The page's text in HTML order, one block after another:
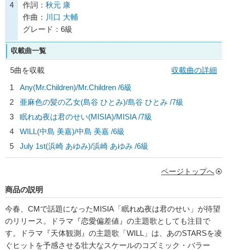
4
作詞： 秋元 康
作曲： 川口 大輔
グレード：6級
収載曲一覧
5曲を収載
収載曲の詳細
1
Any(Mr.Children)/Mr.Children /6級
2
亜麻色の髪の乙女(島谷 ひとみ)/島谷 ひとみ /7級
3
眠れぬ夜は君のせい(MISIA)/MISIA/7級
4
WILL(中島 美嘉)/中島 美嘉 /6級
5
July 1st(浜崎 あゆみ)/浜崎 あゆみ /6級
ページトップへ
商品の説明
今春、CMで話題になったMISIA「眠れぬ夜は君のせい」が待望
のリリース。ドラマ『恋愛偏差値』の主題歌としても注目で
す。ドラマ『天体観測』の主題歌「WILL」は、あのSTARSを凌
ぐヒットを予感させる壮大なスケールのコズミック・バラー